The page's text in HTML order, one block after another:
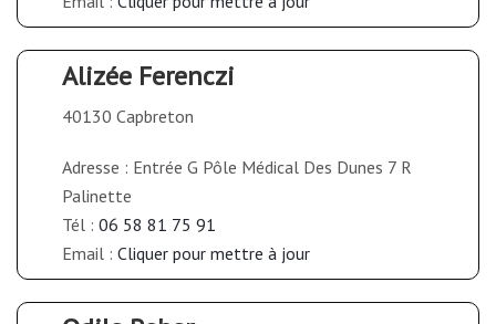
Alizée Ferenczi
40130 Capbreton
Adresse : Entrée G Pôle Médical Des Dunes 7 R
Palinette
Tél : 06 58 81 75 91
Email : Cliquer pour mettre à jour